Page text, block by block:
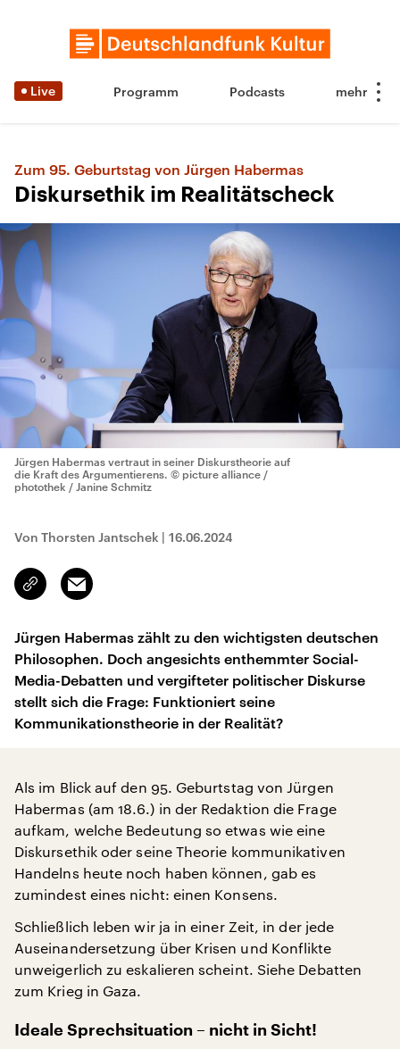
Live Programm Podcasts
Zum 95. Geburtstag von Jürgen Habermas
Diskursethik im Realitätscheck
Jürgen Habermas vertraut in seiner Diskurstheorie auf
die Kraft des Argumentierens. © picture alliance /
photothek / Janine Schmitz
Von Thorsten Jantschek | 16.06.2024
Link
kopieren/teilen
Email
Jürgen Habermas zählt zu den wichtigsten deutschen
Philosophen. Doch angesichts enthemmter Social-
Media-Debatten und vergifteter politischer Diskurse
stellt sich die Frage: Funktioniert seine
Kommunikationstheorie in der Realität?
Als im Blick auf den 95. Geburtstag von Jürgen
Habermas (am 18.6.) in der Redaktion die Frage
aufkam, welche Bedeutung so etwas wie eine
Diskursethik oder seine Theorie kommunikativen
Handelns heute noch haben können, gab es
zumindest eines nicht: einen Konsens.
Schließlich leben wir ja in einer Zeit, in der jede
Auseinandersetzung über Krisen und Konflikte
unweigerlich zu eskalieren scheint. Siehe Debatten
zum Krieg in Gaza.
Ideale Sprechsituation – nicht in Sicht!